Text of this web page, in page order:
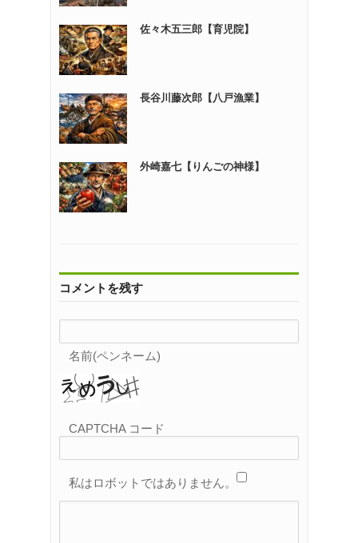
佐々木五三郎【育児院】
長谷川藤次郎【八戸漁業】
外崎嘉七【りんごの神様】
コメントを残す
名前(ペンネーム)
CAPTCHA コード
私はロボットではありません。